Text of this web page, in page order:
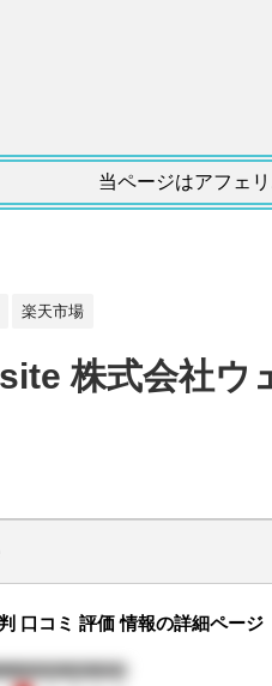
当ページはアフェ
楽天市場
株式会社ウ
口コミ 評価 情報の詳細ページ